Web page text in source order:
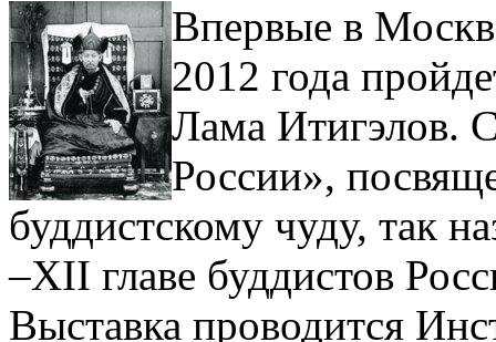
Впервые в
2012 года
Лама Итигэлов.
России»,
буддистскому чуду, так
–XII главе буддистов
Выставка проводится